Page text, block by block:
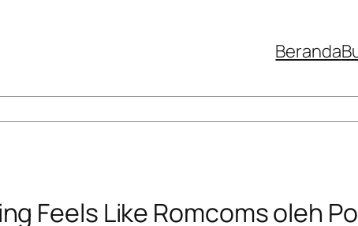
Beranda
Feels Like Romcoms oleh